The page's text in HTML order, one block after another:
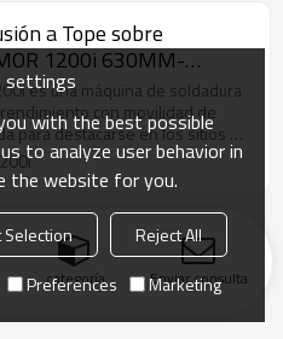
a Tope sobre
1200i 630MM-
- 48" IPS)
es una máquina de soldadura
con movilidad de
para destacarse en los sitios de
categoría Enviar consulta
settings
with the best possible
to analyze user behavior in
the website for you.
Selection
Reject All
Preferences Marketing